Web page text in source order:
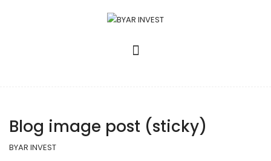
Blog image post (sticky)
BYAR INVEST